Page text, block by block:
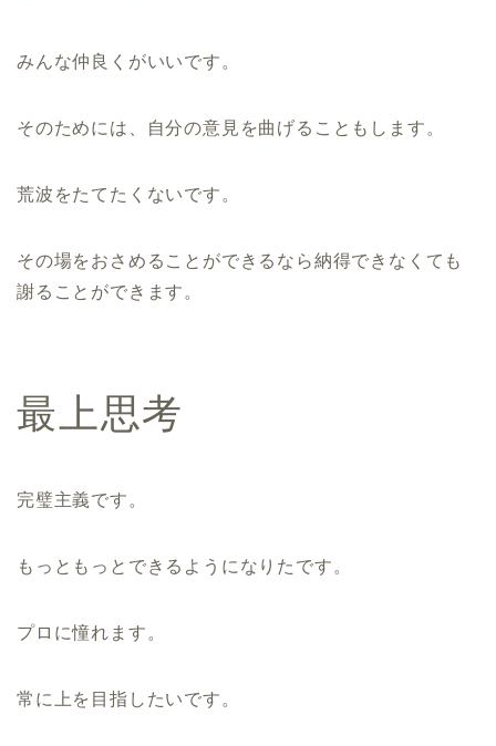
みんな仲良くがいいです。
そのためには、自分の意見を曲げることもします。
荒波をたてたくないです。
その場をおさめることができるなら納得できなくても
謝ることができます。
最上思考
完璧主義です。
もっともっとできるようになりたです。
プロに憧れます。
常に上を目指したいです。